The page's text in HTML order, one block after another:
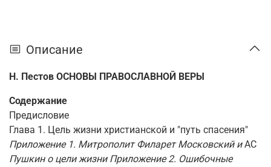
Описание
Н. Пестов ОСНОВЫ ПРАВОСЛАВНОЙ ВЕРЫ
Содержание
Предисловие
Глава 1. Цель жизни христианской и "путь спасения"
Приложение 1. Митрополит Филарет Московский иАС
Пушкин о цели жизни Приложение 2. Ошибочные